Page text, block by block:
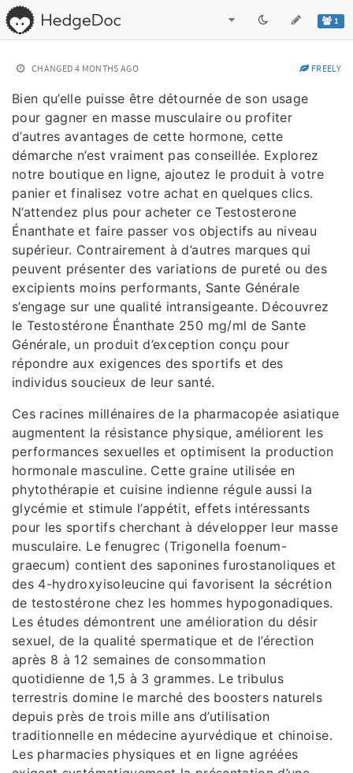
1
CHANGED 4 MONTHS AGO FREELY
Bien qu’elle puisse être détournée de son usage
pour gagner en masse musculaire ou profiter
d’autres avantages de cette hormone, cette
démarche n’est vraiment pas conseillée. Explorez
notre boutique en ligne, ajoutez le produit à votre
panier et finalisez votre achat en quelques clics.
N’attendez plus pour acheter ce Testosterone
Énanthate et faire passer vos objectifs au niveau
supérieur. Contrairement à d’autres marques qui
peuvent présenter des variations de pureté ou des
excipients moins performants, Sante Générale
s’engage sur une qualité intransigeante. Découvrez
le Testostérone Énanthate 250 mg/ml de Sante
Générale, un produit d’exception conçu pour
répondre aux exigences des sportifs et des
individus soucieux de leur santé.
Ces racines millénaires de la pharmacopée asiatique
augmentent la résistance physique, améliorent les
performances sexuelles et optimisent la production
hormonale masculine. Cette graine utilisée en
phytothérapie et cuisine indienne régule aussi la
glycémie et stimule l’appétit, effets intéressants
pour les sportifs cherchant à développer leur masse
musculaire. Le fenugrec (Trigonella foenum-
graecum) contient des saponines furostanoliques et
des 4-hydroxyisoleucine qui favorisent la sécrétion
de testostérone chez les hommes hypogonadiques.
Les études démontrent une amélioration du désir
sexuel, de la qualité spermatique et de l’érection
après 8 à 12 semaines de consommation
quotidienne de 1,5 à 3 grammes. Le tribulus
terrestris domine le marché des boosters naturels
depuis près de trois mille ans d’utilisation
traditionnelle en médecine ayurvédique et chinoise.
Les pharmacies physiques et en ligne agréées